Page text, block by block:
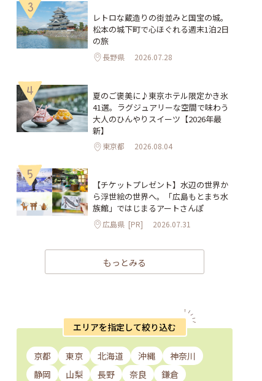
3
レトロな蔵造りの街並みと国宝の城。
松本の城下町で心ほぐれる週末1泊2日
の旅
長野県 2026.07.28
4
夏のご褒美に♪東京ホテル限定かき氷
41選。ラグジュアリーな空間で味わう
大人のひんやりスイーツ【2026年最
新】
東京都 2026.08.04
5
【チケットプレゼント】水辺の世界か
ら浮世絵の世界へ。「広島もとまち水
族館」ではじまるアートさんぽ
広島県 [PR] 2026.07.31
もっとみる
エリアを指定して絞り込む
京都 東京 北海道 沖縄
神奈川
静岡
山梨 長野 奈良 鎌倉